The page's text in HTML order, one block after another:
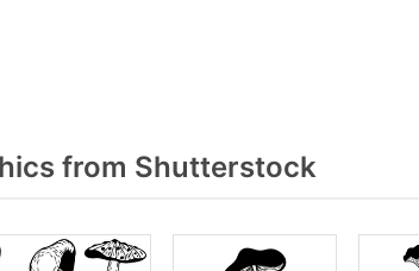
from Shutterstock